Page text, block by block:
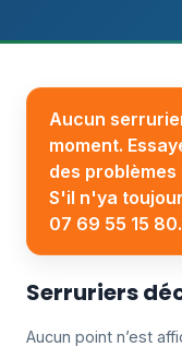
Aucun
moment.
des
S'il n'ya
07 69 55 15 80.
Serruriers
Aucun point n’est